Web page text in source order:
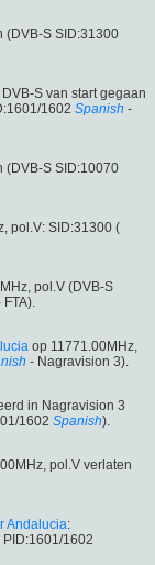
(DVB-S SID:31300
S van start gegaan
1602 Spanish -
(DVB-S SID:10070
pol.V: SID:31300 (
pol.V (DVB-S
FTA).
op 11771.00MHz,
- Nagravision 3).
in Nagravision 3
1602 Spanish).
pol.V verlaten
Andalucia:
1602